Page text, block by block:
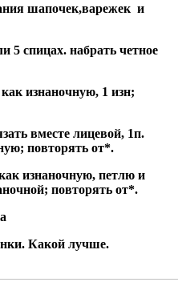
шапочек,варежек и
5 спицах. набрать четное
изнаночную, 1 изн;
вместе лицевой, 1п.
повторять от*.
изнаночную, петлю и
повторять от*.
Какой лучше.